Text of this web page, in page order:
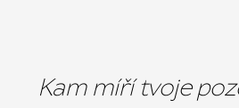
Kam míří tvoje